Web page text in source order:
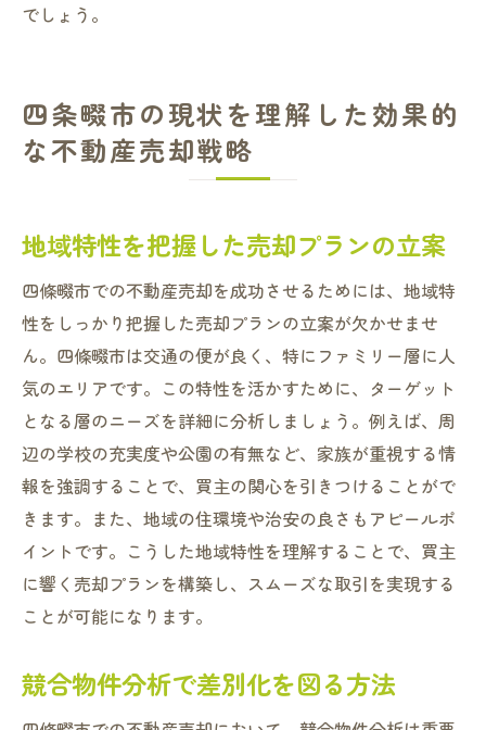
でしょう。
四条畷市の現状を理解した効果的
な不動産売却戦略
地域特性を把握した売却プランの立案
四條畷市での不動産売却を成功させるためには、地域特
性をしっかり把握した売却プランの立案が欠かせませ
ん。四條畷市は交通の便が良く、特にファミリー層に人
気のエリアです。この特性を活かすために、ターゲット
となる層のニーズを詳細に分析しましょう。例えば、周
辺の学校の充実度や公園の有無など、家族が重視する情
報を強調することで、買主の関心を引きつけることがで
きます。また、地域の住環境や治安の良さもアピールポ
イントです。こうした地域特性を理解することで、買主
に響く売却プランを構築し、スムーズな取引を実現する
ことが可能になります。
競合物件分析で差別化を図る方法